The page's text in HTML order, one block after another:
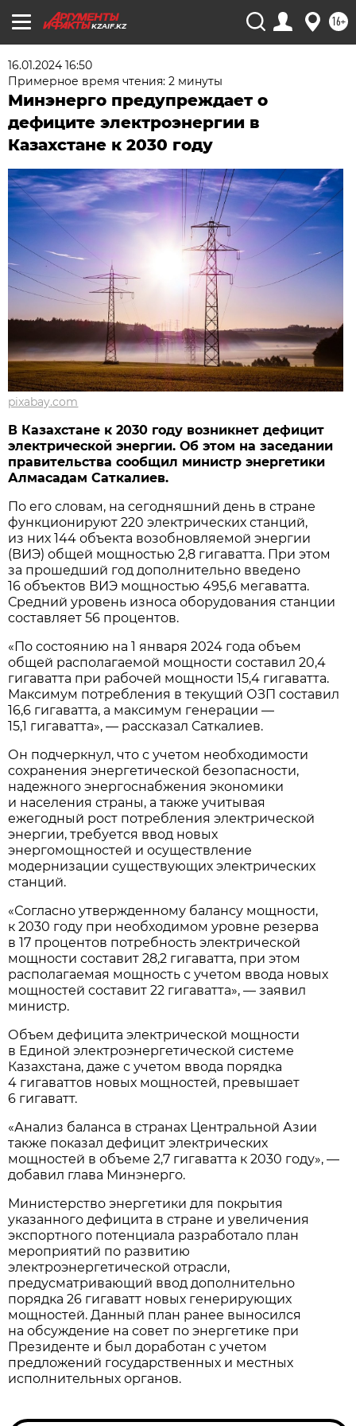
KZAIF.KZ 16+
16.01.2024 16:50
Примерное время чтения: 2 минуты
Минэнерго предупреждает о
дефиците электроэнергии в
Казахстане к 2030 году
pixabay.com
В Казахстане к 2030 году возникнет дефицит
электрической энергии. Об этом на заседании
правительства сообщил министр энергетики
Алмасадам Саткалиев.
По его словам, на сегодняшний день в стране
функционируют 220 электрических станций,
из них 144 объекта возобновляемой энергии
(ВИЭ) общей мощностью 2,8 гигаватта. При этом
за прошедший год дополнительно введено
16 объектов ВИЭ мощностью 495,6 мегаватта.
Средний уровень износа оборудования станции
составляет 56 процентов.
«По состоянию на 1 января 2024 года объем
общей располагаемой мощности составил 20,4
гигаватта при рабочей мощности 15,4 гигаватта.
Максимум потребления в текущий ОЗП составил
16,6 гигаватта, а максимум генерации —
15,1 гигаватта», — рассказал Саткалиев.
Он подчеркнул, что с учетом необходимости
сохранения энергетической безопасности,
надежного энергоснабжения экономики
и населения страны, а также учитывая
ежегодный рост потребления электрической
энергии, требуется ввод новых
энергомощностей и осуществление
модернизации существующих электрических
станций.
«Согласно утвержденному балансу мощности,
к 2030 году при необходимом уровне резерва
в 17 процентов потребность электрической
мощности составит 28,2 гигаватта, при этом
располагаемая мощность с учетом ввода новых
мощностей составит 22 гигаватта», — заявил
министр.
Объем дефицита электрической мощности
в Единой электроэнергетической системе
Казахстана, даже с учетом ввода порядка
4 гигаваттов новых мощностей, превышает
6 гигаватт.
«Анализ баланса в странах Центральной Азии
также показал дефицит электрических
мощностей в объеме 2,7 гигаватта к 2030 году», —
добавил глава Минэнерго.
Министерство энергетики для покрытия
указанного дефицита в стране и увеличения
экспортного потенциала разработало план
мероприятий по развитию
электроэнергетической отрасли,
предусматривающий ввод дополнительно
порядка 26 гигаватт новых генерирующих
мощностей. Данный план ранее выносился
на обсуждение на совет по энергетике при
Президенте и был доработан с учетом
предложений государственных и местных
исполнительных органов.